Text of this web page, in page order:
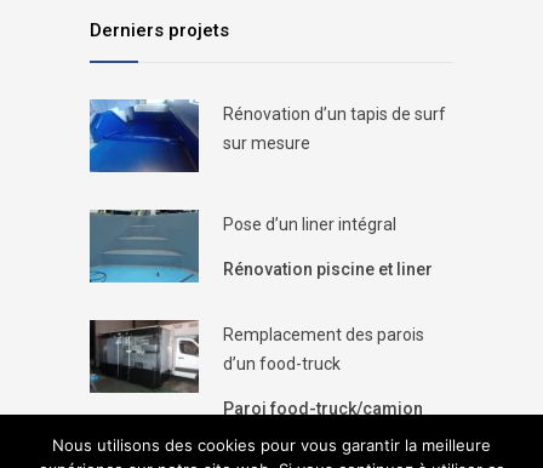
Derniers projets
Rénovation d’un tapis de surf
sur mesure
Pose d’un liner intégral
Rénovation piscine et liner
Remplacement des parois
d’un food-truck
Paroi food-truck/camion
Nous utilisons des cookies pour vous garantir la meilleure